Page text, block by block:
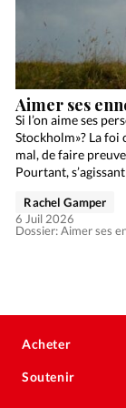
Aimer ses
Si l’on aime ses
Stockholm»? La
mal, de faire
Pourtant,
Dossier: Aimer ses
Rachel Gamper
6 Juil 2026
Acheter
Soutenir